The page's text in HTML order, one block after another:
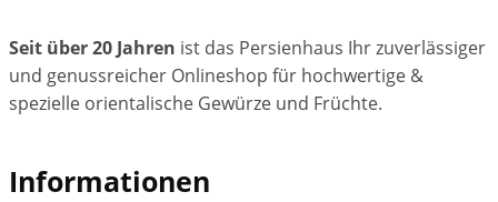
Seit über 20 Jahren ist das Persienhaus Ihr zuverlässiger
und genussreicher Onlineshop für hochwertige &
spezielle orientalische Gewürze und Früchte.
Informationen